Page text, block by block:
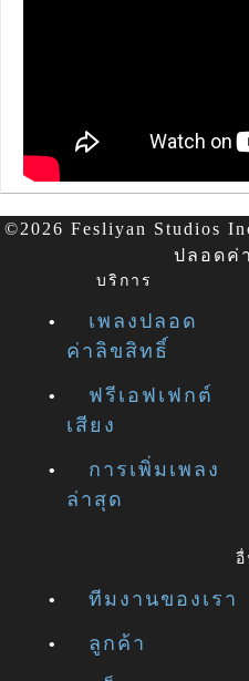
©2026 Fesliyan Studios
ปลอดค่
บริการ
เพลงปลอด
ค่าลิขสิทธิ์
ฟรีเอฟเฟกต์
เสียง
การเพิ่มเพลง
ล่าสุด
ทีมงานของเรา
ลูกค้า